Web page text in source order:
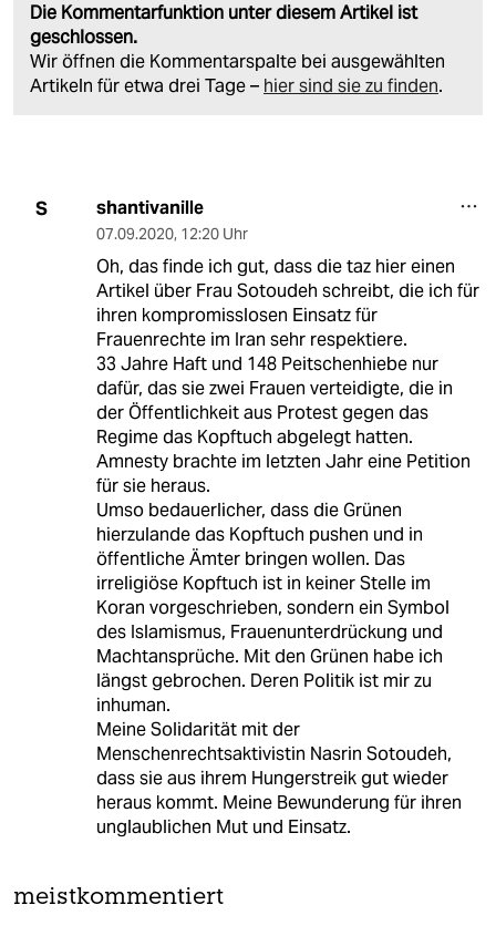
Die Kommentarfunktion unter diesem Artikel ist
geschlossen.
Wir öffnen die Kommentarspalte bei ausgewählten
Artikeln für etwa drei Tage – hier sind sie zu finden.
S shantivanille
07.09.2020, 12:20 Uhr
Oh, das finde ich gut, dass die taz hier einen
Artikel über Frau Sotoudeh schreibt, die ich für
ihren kompromisslosen Einsatz für
Frauenrechte im Iran sehr respektiere.
33 Jahre Haft und 148 Peitschenhiebe nur
dafür, das sie zwei Frauen verteidigte, die in
der Öffentlichkeit aus Protest gegen das
Regime das Kopftuch abgelegt hatten.
Amnesty brachte im letzten Jahr eine Petition
für sie heraus.
Umso bedauerlicher, dass die Grünen
hierzulande das Kopftuch pushen und in
öffentliche Ämter bringen wollen. Das
irreligiöse Kopftuch ist in keiner Stelle im
Koran vorgeschrieben, sondern ein Symbol
des Islamismus, Frauenunterdrückung und
Machtansprüche. Mit den Grünen habe ich
längst gebrochen. Deren Politik ist mir zu
inhuman.
Meine Solidarität mit der
Menschenrechtsaktivistin Nasrin Sotoudeh,
dass sie aus ihrem Hungerstreik gut wieder
heraus kommt. Meine Bewunderung für ihren
unglaublichen Mut und Einsatz.
meistkommentiert